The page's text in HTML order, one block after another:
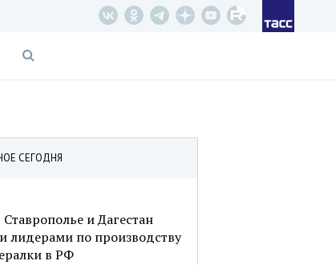
СЕГОДНЯ
и Дагестан
лидерами по производству
в РФ